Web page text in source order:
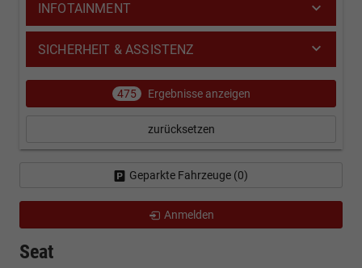
Seat
INFOTAINMENT
SICHERHEIT & ASSISTENZ
475 Ergebnisse anzeigen
zurücksetzen
Geparkte Fahrzeuge (0)
Anmelden